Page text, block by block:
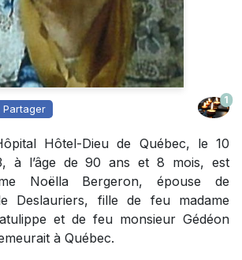
Partager
1
Hôtel-Dieu de Québec, le 10
à l’âge de 90 ans et 8 mois, est
Noëlla Bergeron, épouse de
Deslauriers, fille de feu madame
et de feu monsieur Gédéon
à Québec.